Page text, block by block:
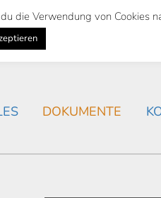
AKTUELLES
DOKUMENTE
die Verwendung von Cookies